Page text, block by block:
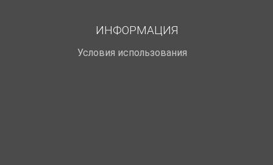
ИНФОРМАЦИЯ
Условия использования